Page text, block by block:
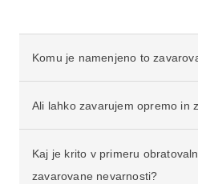
Komu je namenjeno to
Ali lahko zavarujem opremo in
Kaj je krito v primeru
zavarovane nevarnosti?